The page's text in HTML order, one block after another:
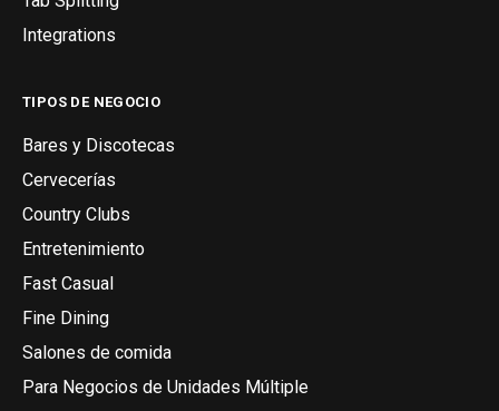
Integrations
TIPOS DE NEGOCIO
Bares y Discotecas
Cervecerías
Country Clubs
Entretenimiento
Fast Casual
Fine Dining
Salones de comida
Para Negocios de Unidades Múltiple